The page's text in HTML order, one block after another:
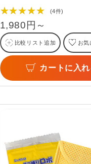
★★★★★ (4件)
1,980円～
比較リスト追加 お気
カートに入れ